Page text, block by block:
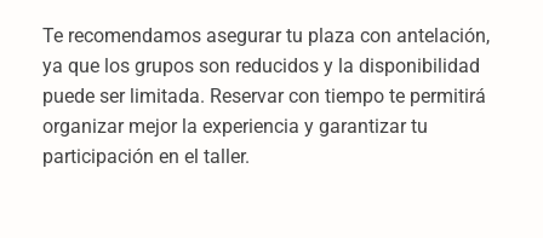
Te recomendamos asegurar tu plaza con antelación,
ya que los grupos son reducidos y la disponibilidad
puede ser limitada. Reservar con tiempo te permitirá
organizar mejor la experiencia y garantizar tu
participación en el taller.